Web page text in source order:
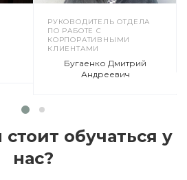
РУКОВОДИТЕЛЬ ОТДЕЛА
ПО РАБОТЕ С
КОРПОРАТИВНЫМИ
КЛИЕНТАМИ
Бугаенко Дмитрий
Андреевич
обучаться у
нас?